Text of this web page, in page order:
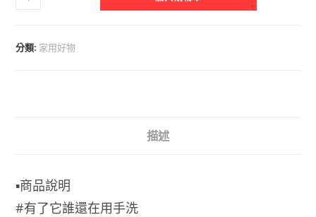
衣
用
量
分類: 家用好物
描述
▪️商品說明
#有了它誰還在用手洗